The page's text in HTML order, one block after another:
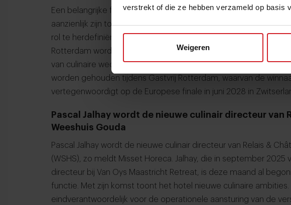
verstrekt of die ze hebben verzameld op basis
Weigeren
Een belangrijke factor is dat de eisen vanuit de internationale
aanzienlijk zijn toegenomen. De organisatie wil de komende
rol te herdefiniëren en toe te werken naar een professionelere
Rotterdam wordt in een open paneldiscussie met partners
van culinaire wedstrijden vorm moet krijgen. In 2027 zal er weer
worden gehouden tijdens Gastvrij Rotterdam, waarvan de
vertegenwoordigt op de Europese finale in juni 2028 in
Pascal Jalhay wordt de nieuwe culinair directeur van
Weeshuis Gouda
Pascal Jalhay wordt de nieuwe culinair directeur van Relais &
(WSHS), zo meldt Misset Horeca. Jalhay, die in september 2025
directeur bij Van Oys Maastricht Retreat, is deze maand al
functie. Met zijn komst toont het hotel nieuwe culinaire ambities.
eindverantwoordelijk voor de operationele aansturing van de